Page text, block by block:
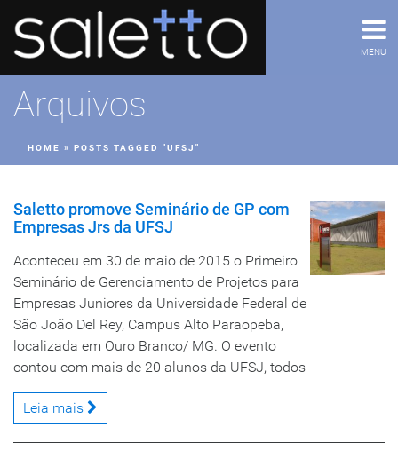
MENU
Arquivos
HOME » POSTS TAGGED "UFSJ"
Saletto promove Seminário de GP com
Empresas Jrs da UFSJ
Aconteceu em 30 de maio de 2015 o Primeiro
Seminário de Gerenciamento de Projetos para
Empresas Juniores da Universidade Federal de
São João Del Rey, Campus Alto Paraopeba,
localizada em Ouro Branco/ MG. O evento
contou com mais de 20 alunos da UFSJ, todos
Leia mais